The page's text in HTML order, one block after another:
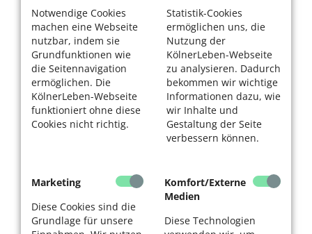
Notwendige Cookies
machen eine Webseite
nutzbar, indem sie
Grundfunktionen wie
die Seitennavigation
ermöglichen. Die
KölnerLeben-Webseite
funktioniert ohne diese
Cookies nicht richtig.
Statistik-Cookies
ermöglichen uns, die
Nutzung der
KölnerLeben-Webseite
zu analysieren. Dadurch
bekommen wir wichtige
Informationen dazu, wie
wir Inhalte und
Gestaltung der Seite
verbessern können.
Marketing
Diese Cookies sind die
Grundlage für unsere
Komfort/Externe
Medien
Diese Technologien